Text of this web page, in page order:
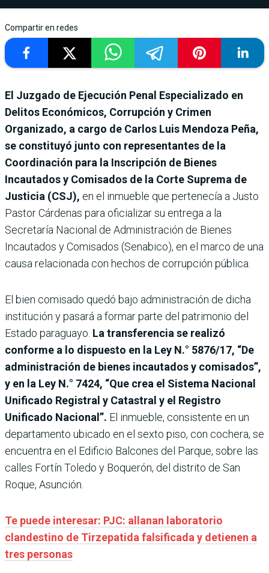
Compartir en redes
El Juzgado de Ejecución Penal Especializado en
Delitos Económicos, Corrupción y Crimen
Organizado, a cargo de Carlos Luis Mendoza Peña,
se constituyó junto con representantes de la
Coordinación para la Inscripción de Bienes
Incautados y Comisados de la Corte Suprema de
Justicia (CSJ), en el inmueble que pertenecía a Justo
Pastor Cárdenas para oficializar su entrega a la
Secretaría Nacional de Administración de Bienes
Incautados y Comisados (Senabico), en el marco de una
causa relacionada con hechos de corrupción pública.
El bien comisado quedó bajo administración de dicha
institución y pasará a formar parte del patrimonio del
Estado paraguayo. La transferencia se realizó
conforme a lo dispuesto en la Ley N.° 5876/17, “De
administración de bienes incautados y comisados”,
y en la Ley N.° 7424, “Que crea el Sistema Nacional
Unificado Registral y Catastral y el Registro
Unificado Nacional”. El inmueble, consistente en un
departamento ubicado en el sexto piso, con cochera, se
encuentra en el Edificio Balcones del Parque, sobre las
calles Fortín Toledo y Boquerón, del distrito de San
Roque, Asunción.
Te puede interesar: PJC: allanan laboratorio
clandestino de Tirzepatida falsificada y detienen a
tres personas